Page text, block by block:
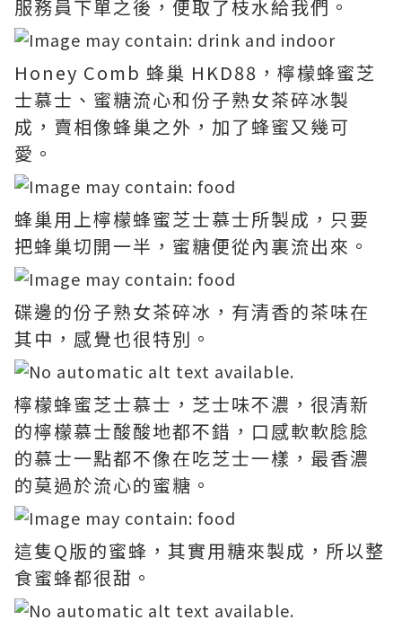
服務員下單之後，便取了枝水給我們。
Honey Comb 蜂巢 HKD88，檸檬蜂蜜芝
士慕士、蜜糖流心和份子熟女茶碎冰製
成，賣相像蜂巢之外，加了蜂蜜又幾可
愛。
蜂巢用上檸檬蜂蜜芝士慕士所製成，只要
把蜂巢切開一半，蜜糖便從內裏流出來。
碟邊的份子熟女茶碎冰，有清香的茶味在
其中，感覺也很特別。
檸檬蜂蜜芝士慕士，芝士味不濃，很清新
的檸檬慕士酸酸地都不錯，口感軟軟腍腍
的慕士一點都不像在吃芝士一樣，最香濃
的莫過於流心的蜜糖。
這隻Q版的蜜蜂，其實用糖來製成，所以整
食蜜蜂都很甜。